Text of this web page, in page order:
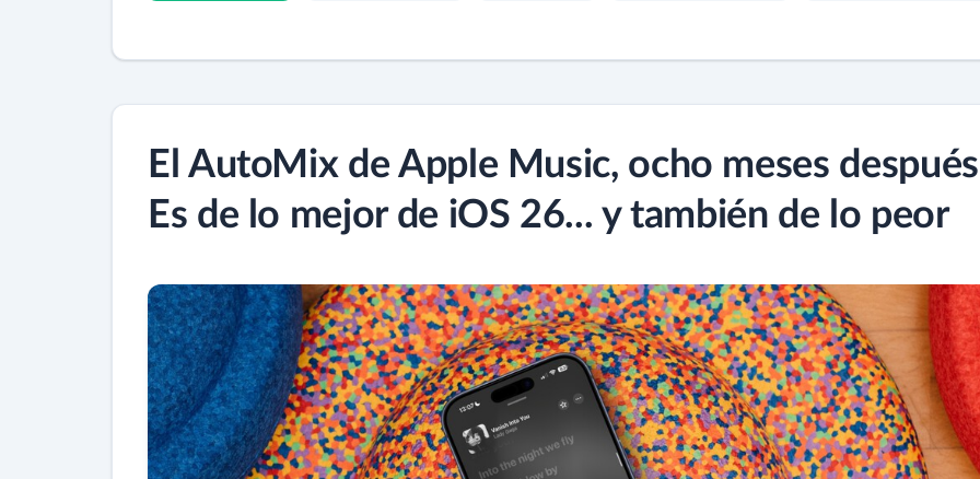
El AutoMix de Apple Music, ocho meses
Es de lo mejor de iOS 26... y también de lo peor